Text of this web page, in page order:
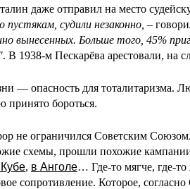
даже отправил на место
пустякам, судили незаконно, –
вынесенных. Больше того, 45%
. В 1938-м Пескарёва арестовали, на
— опасность для тоталитаризма.
принято бороться.
не ограничился Советским
схемы, прошли похожие
, в Анголе… Где-то мягче, где-
сопротивление. Которое,